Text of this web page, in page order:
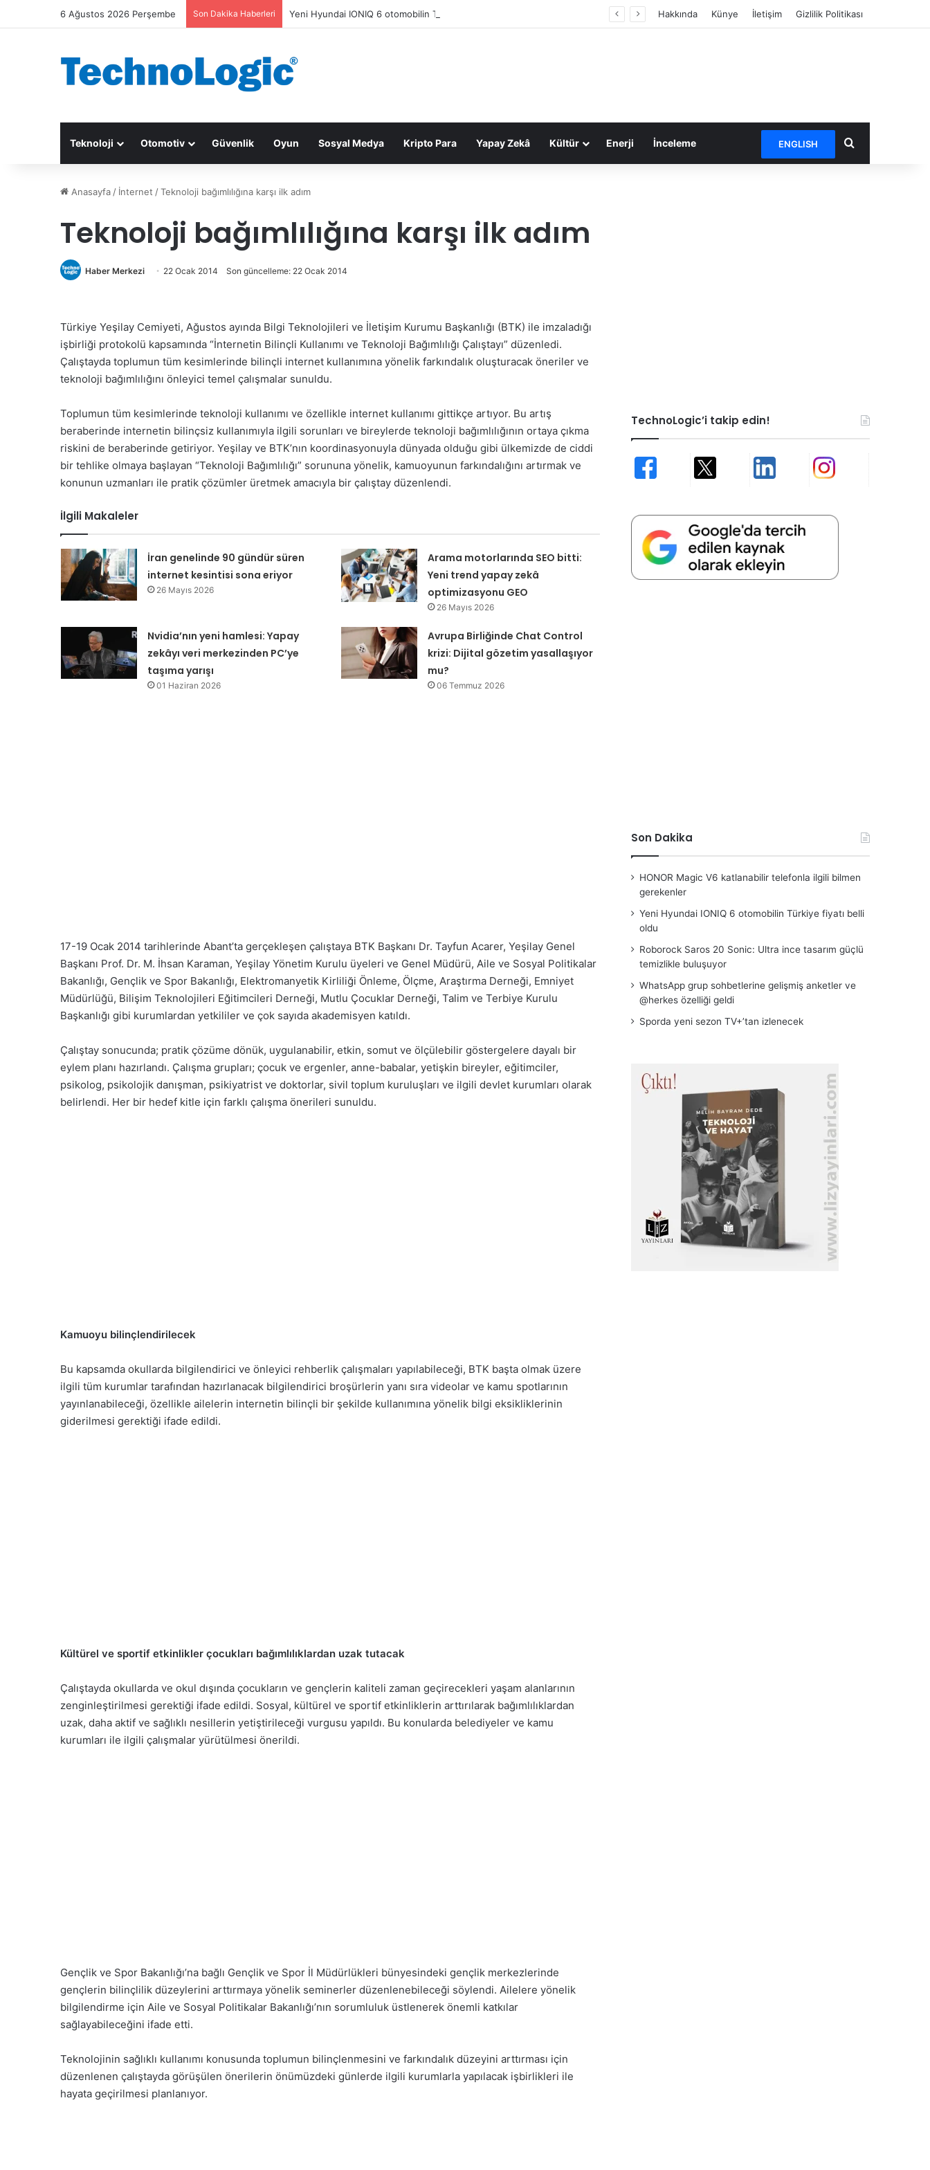
6 Ağustos 2026 Perşembe Son Dakika Haberleri Yeni Hyundai IONIQ 6 otomobilin Türkiye fiyatı belli oldu Hakkında Künye İletişim Gizlilik Politikası
Teknoloji Otomotiv Güvenlik Oyun Sosyal Medya Kripto Para Yapay Zekâ Kültür Enerji İnceleme ENGLISH Arama yap ...
Anasayfa / İnternet /Teknoloji bağımlılığına karşı ilk adım
Teknoloji bağımlılığına karşı ilk adım
Haber Merkezi 22 Ocak 2014 Son güncelleme: 22 Ocak 2014
Türkiye Yeşilay Cemiyeti, Ağustos ayında Bilgi Teknolojileri ve İletişim Kurumu Başkanlığı (BTK) ile imzaladığı
işbirliği protokolü kapsamında “İnternetin Bilinçli Kullanımı ve Teknoloji Bağımlılığı Çalıştayı” düzenledi.
Çalıştayda toplumun tüm kesimlerinde bilinçli internet kullanımına yönelik farkındalık oluşturacak öneriler ve
teknoloji bağımlılığını önleyici temel çalışmalar sunuldu.
Toplumun tüm kesimlerinde teknoloji kullanımı ve özellikle internet kullanımı gittikçe artıyor. Bu artış
beraberinde internetin bilinçsiz kullanımıyla ilgili sorunları ve bireylerde teknoloji bağımlılığının ortaya çıkma
riskini de beraberinde getiriyor. Yeşilay ve BTK’nın koordinasyonuyla dünyada olduğu gibi ülkemizde de ciddi
bir tehlike olmaya başlayan “Teknoloji Bağımlılığı” sorununa yönelik, kamuoyunun farkındalığını artırmak ve
konunun uzmanları ile pratik çözümler üretmek amacıyla bir çalıştay düzenlendi.
İlgili Makaleler
İran genelinde 90 gündür süren
internet kesintisi sona eriyor
26 Mayıs 2026
Arama motorlarında SEO bitti:
Yeni trend yapay zekâ
optimizasyonu GEO
26 Mayıs 2026
Nvidia’nın yeni hamlesi: Yapay
zekâyı veri merkezinden PC’ye
taşıma yarışı
01 Haziran 2026
Avrupa Birliğinde Chat Control
krizi: Dijital gözetim yasallaşıyor
mu?
06 Temmuz 2026
17-19 Ocak 2014 tarihlerinde Abant’ta gerçekleşen çalıştaya BTK Başkanı Dr. Tayfun Acarer, Yeşilay Genel
Başkanı Prof. Dr. M. İhsan Karaman, Yeşilay Yönetim Kurulu üyeleri ve Genel Müdürü, Aile ve Sosyal Politikalar
Bakanlığı, Gençlik ve Spor Bakanlığı, Elektromanyetik Kirliliği Önleme, Ölçme, Araştırma Derneği, Emniyet
Müdürlüğü, Bilişim Teknolojileri Eğitimcileri Derneği, Mutlu Çocuklar Derneği, Talim ve Terbiye Kurulu
Başkanlığı gibi kurumlardan yetkililer ve çok sayıda akademisyen katıldı.
Çalıştay sonucunda; pratik çözüme dönük, uygulanabilir, etkin, somut ve ölçülebilir göstergelere dayalı bir
eylem planı hazırlandı. Çalışma grupları; çocuk ve ergenler, anne-babalar, yetişkin bireyler, eğitimciler,
psikolog, psikolojik danışman, psikiyatrist ve doktorlar, sivil toplum kuruluşları ve ilgili devlet kurumları olarak
belirlendi. Her bir hedef kitle için farklı çalışma önerileri sunuldu.
Kamuoyu bilinçlendirilecek
Bu kapsamda okullarda bilgilendirici ve önleyici rehberlik çalışmaları yapılabileceği, BTK başta olmak üzere
ilgili tüm kurumlar tarafından hazırlanacak bilgilendirici broşürlerin yanı sıra videolar ve kamu spotlarının
yayınlanabileceği, özellikle ailelerin internetin bilinçli bir şekilde kullanımına yönelik bilgi eksikliklerinin
giderilmesi gerektiği ifade edildi.
Kültürel ve sportif etkinlikler çocukları bağımlılıklardan uzak tutacak
Çalıştayda okullarda ve okul dışında çocukların ve gençlerin kaliteli zaman geçirecekleri yaşam alanlarının
zenginleştirilmesi gerektiği ifade edildi. Sosyal, kültürel ve sportif etkinliklerin arttırılarak bağımlılıklardan
uzak, daha aktif ve sağlıklı nesillerin yetiştirileceği vurgusu yapıldı. Bu konularda belediyeler ve kamu
kurumları ile ilgili çalışmalar yürütülmesi önerildi.
Gençlik ve Spor Bakanlığı’na bağlı Gençlik ve Spor İl Müdürlükleri bünyesindeki gençlik merkezlerinde
gençlerin bilinçlilik düzeylerini arttırmaya yönelik seminerler düzenlenebileceği söylendi. Ailelere yönelik
bilgilendirme için Aile ve Sosyal Politikalar Bakanlığı’nın sorumluluk üstlenerek önemli katkılar
sağlayabileceğini ifade etti.
Teknolojinin sağlıklı kullanımı konusunda toplumun bilinçlenmesini ve farkındalık düzeyini arttırması için
düzenlenen çalıştayda görüşülen önerilerin önümüzdeki günlerde ilgili kurumlarla yapılacak işbirlikleri ile
hayata geçirilmesi planlanıyor.
TechnoLogic’i takip edin!
Son Dakika
HONOR Magic V6 katlanabilir telefonla ilgili bilmen
gerekenler
Yeni Hyundai IONIQ 6 otomobilin Türkiye fiyatı belli
oldu
Roborock Saros 20 Sonic: Ultra ince tasarım güçlü
temizlikle buluşuyor
WhatsApp grup sohbetlerine gelişmiş anketler ve
@herkes özelliği geldi
Sporda yeni sezon TV+’tan izlenecek